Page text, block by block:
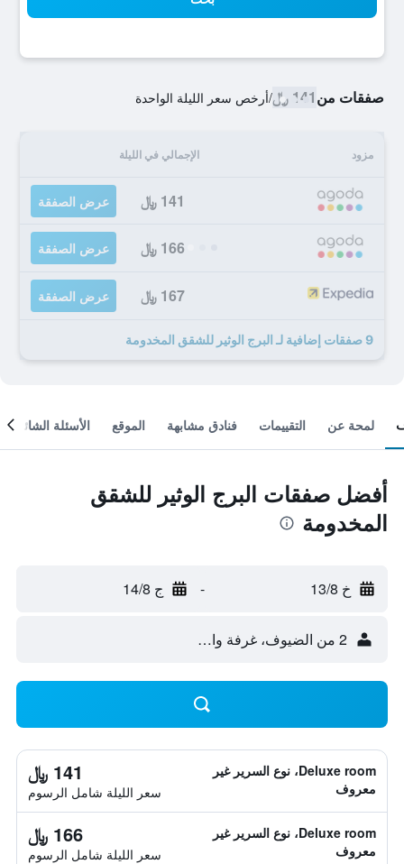
صفقات من141 ﷼ /أرخص سعر الليلة الواحدة
مزود الإجمالي في الليلة
141 ﷼ عرض الصفقة
166 ﷼ عرض الصفقة
167 ﷼ عرض الصفقة
9 صفقات إضافية لـ البرج الوثير للشقق المخدومة
لمحة عن التقييمات فنادق مشابهة الموقع الأسئلة الشائعة
أفضل صفقات البرج الوثير للشقق
المخدومة
خ 13/8 - ج 14/8
2 من الضيوف، غرفة واحدة
Deluxe room، نوع السرير غير
معروف
141 ﷼
سعر الليلة شامل الرسوم
Deluxe room، نوع السرير غير
معروف
166 ﷼
سعر الليلة شامل الرسوم